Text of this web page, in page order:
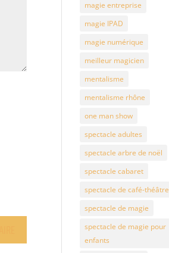
magie entreprise
magie IPAD
magie numérique
meilleur magicien
mentalisme
mentalisme rhône
one man show
spectacle adultes
spectacle arbre de noël
spectacle cabaret
spectacle de café-théâtre
spectacle de magie
spectacle de magie pour
enfants